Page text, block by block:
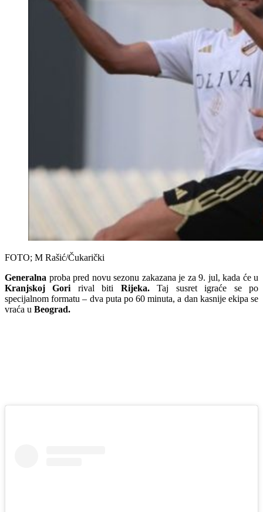
FOTO; M Rašić/Čukarički
Generalna proba pred novu sezonu zakazana je za 9. jul, kada će u
Kranjskoj Gori rival biti Rijeka.Taj susret igraće se po
specijalnom formatu – dva puta po 60 minuta, a dan kasnije ekipa se
vraća u Beograd.